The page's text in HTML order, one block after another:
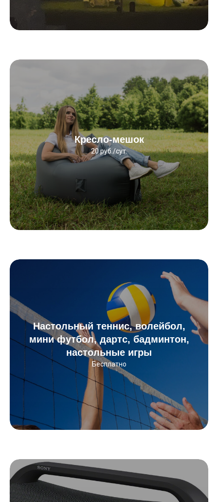
Кресло-мешок
20 руб./сут.
Настольный теннис, волейбол,
мини футбол, дартс, бадминтон,
настольные игры
Бесплатно